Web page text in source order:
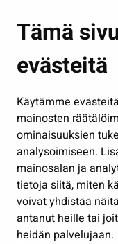
Tämä
evästeitä
Käytämme
mainosten
ominaisuuksien
analysoimiseen.
mainosalan ja
tietoja siitä, miten
voivat yhdistää
antanut heille tai
heidän palvelujaan.
Kasvatus ja opetus
Kulttuuri ja liikunta
Työ ja yrittäminen
Osallistu ja asioi
Näytä omat
Seuraa meitä